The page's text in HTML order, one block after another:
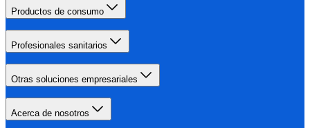
Productos de consumo
Profesionales sanitarios
Otras soluciones empresariales
Acerca de nosotros